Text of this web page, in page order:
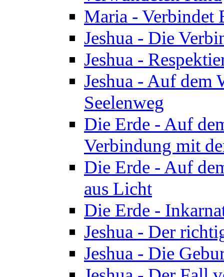
Maria - Verbindet
Jeshua - Die
Jeshua -
Jeshua - Auf dem
Seelenweg
Die Erde - Auf
Verbindung mit
Die Erde - Auf
aus Licht
Die Erde -
Jeshua - Der
Jeshua - Die